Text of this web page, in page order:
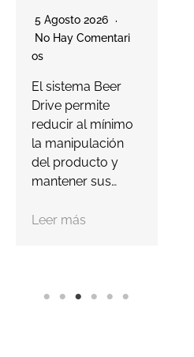
5 Agosto 2026
No Hay Comentari
Os
El sistema Beer
Drive permite
reducir al mínimo
la manipulación
del producto y
mantener sus…
Leer más